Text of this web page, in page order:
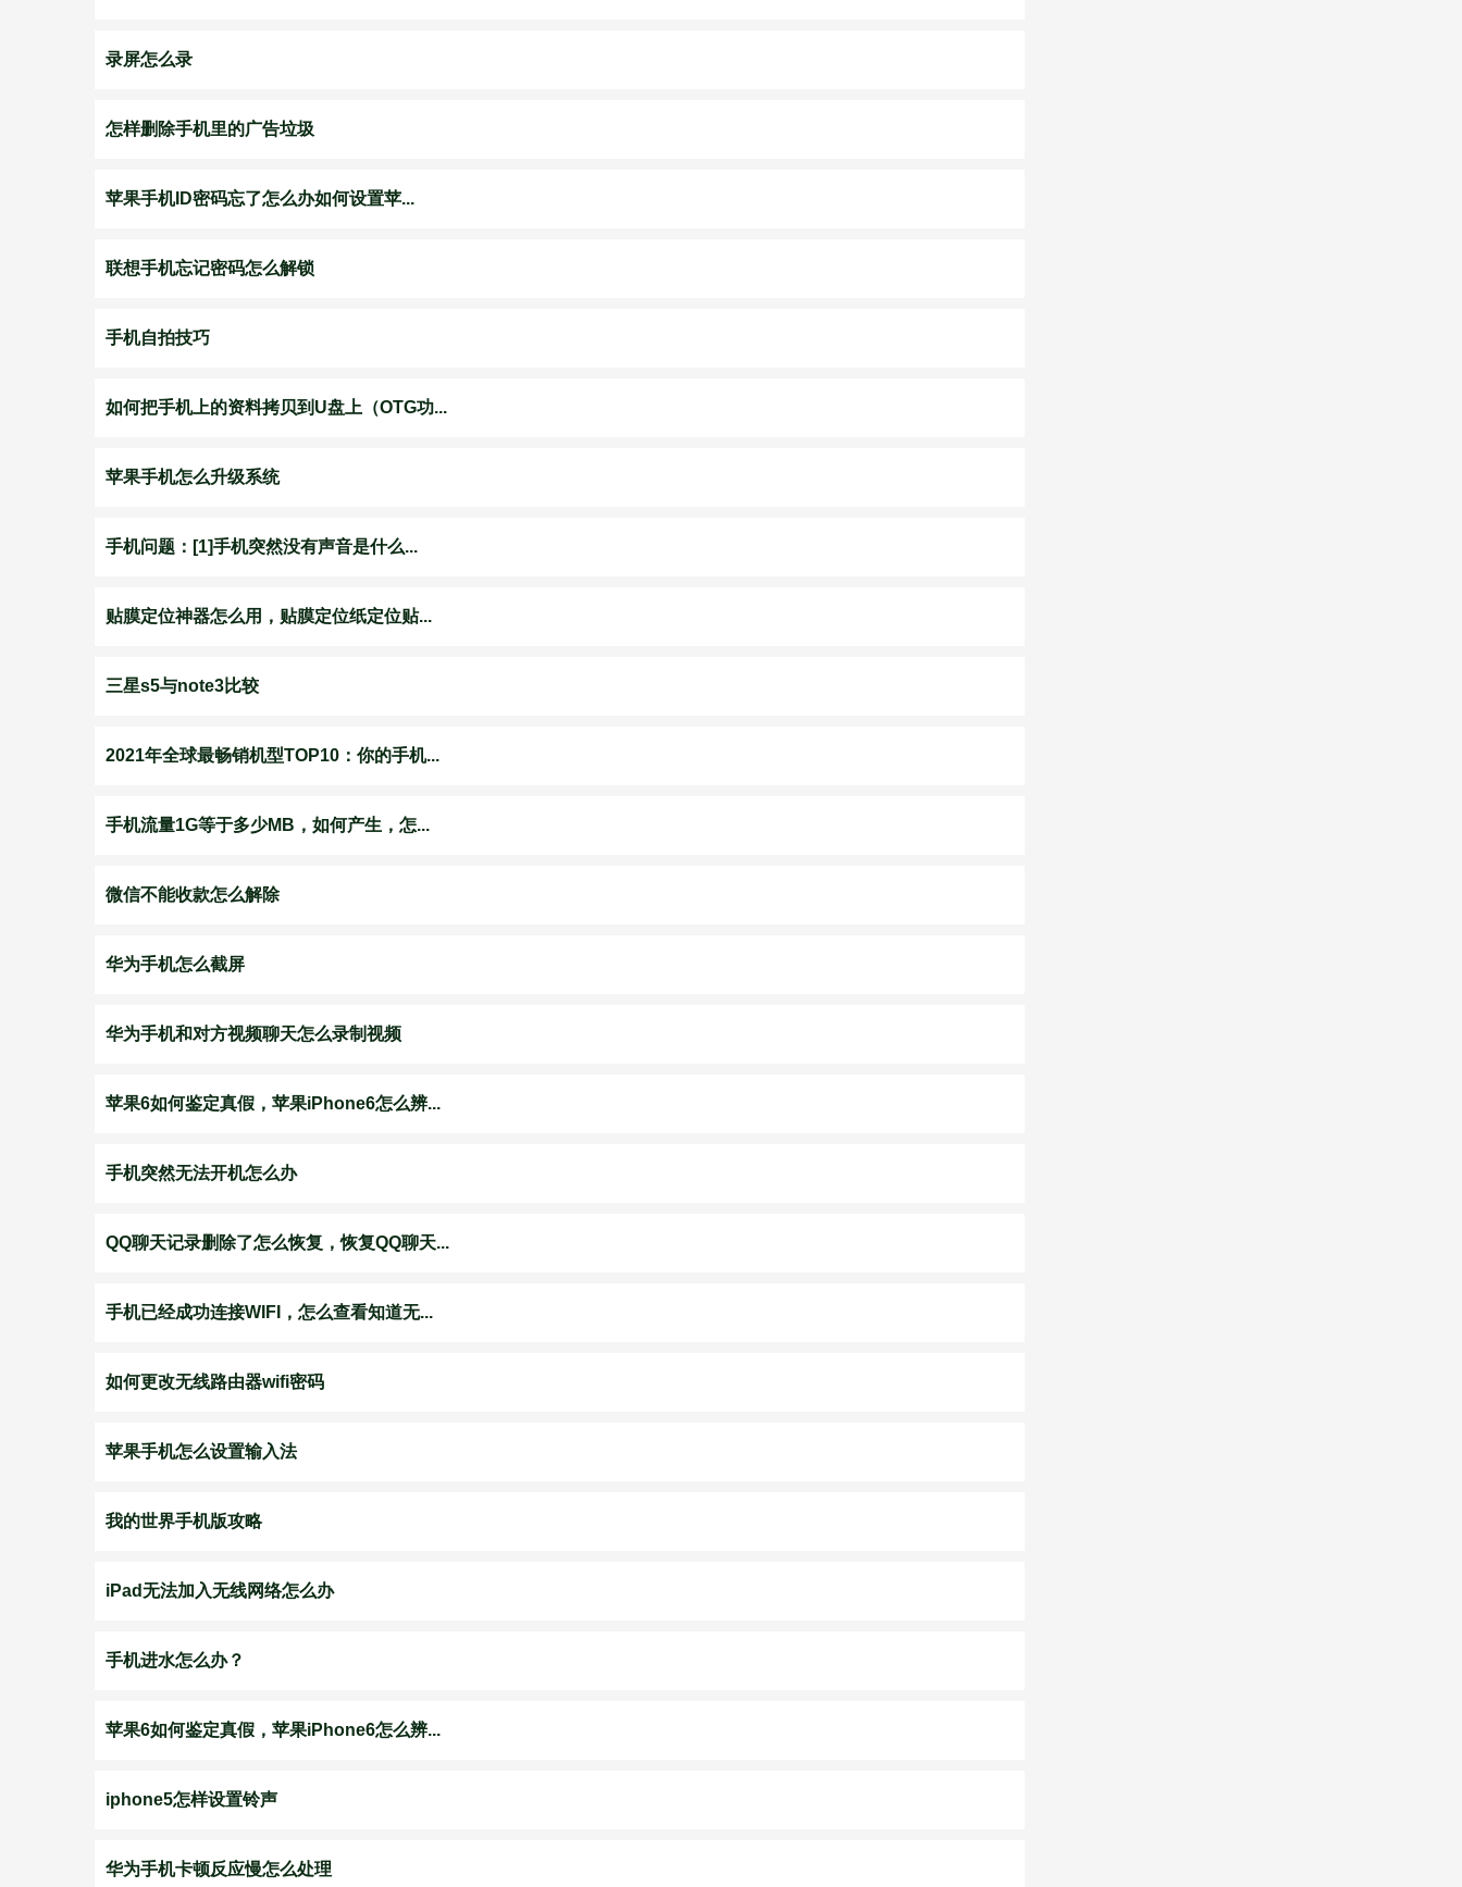
录屏怎么录
怎样删除手机里的广告垃圾
苹果手机ID密码忘了怎么办如何设置苹...
联想手机忘记密码怎么解锁
手机自拍技巧
如何把手机上的资料拷贝到U盘上（OTG功...
苹果手机怎么升级系统
手机问题：[1]手机突然没有声音是什么...
贴膜定位神器怎么用，贴膜定位纸定位贴...
三星s5与note3比较
2021年全球最畅销机型TOP10：你的手机...
手机流量1G等于多少MB，如何产生，怎...
微信不能收款怎么解除
华为手机怎么截屏
华为手机和对方视频聊天怎么录制视频
苹果6如何鉴定真假，苹果iPhone6怎么辨...
手机突然无法开机怎么办
QQ聊天记录删除了怎么恢复，恢复QQ聊天...
手机已经成功连接WIFI，怎么查看知道无...
如何更改无线路由器wifi密码
苹果手机怎么设置输入法
我的世界手机版攻略
iPad无法加入无线网络怎么办
手机进水怎么办？
苹果6如何鉴定真假，苹果iPhone6怎么辨...
iphone5怎样设置铃声
华为手机卡顿反应慢怎么处理